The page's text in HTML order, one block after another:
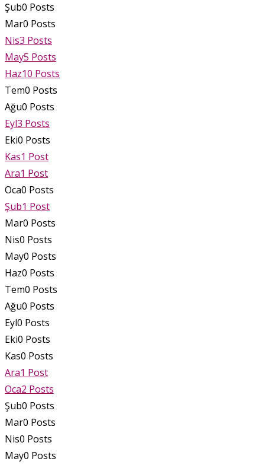
Şub0 Posts
Mar0 Posts
Nis3 Posts
May5 Posts
Haz10 Posts
Tem0 Posts
Ağu0 Posts
Eyl3 Posts
Eki0 Posts
Kas1 Post
Ara1 Post
Oca0 Posts
Şub1 Post
Mar0 Posts
Nis0 Posts
May0 Posts
Haz0 Posts
Tem0 Posts
Ağu0 Posts
Eyl0 Posts
Eki0 Posts
Kas0 Posts
Ara1 Post
Oca2 Posts
Şub0 Posts
Mar0 Posts
Nis0 Posts
May0 Posts